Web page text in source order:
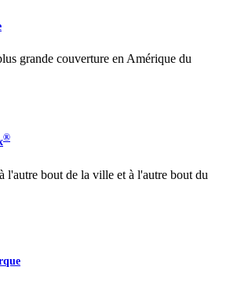
grande couverture en Amérique du
®
l'autre bout de la ville et à l'autre bout du